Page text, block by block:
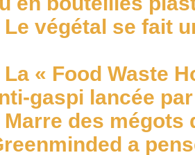
Le végétal se fait
La « Food Waste
gaspi lancée
Marre des mégots
a